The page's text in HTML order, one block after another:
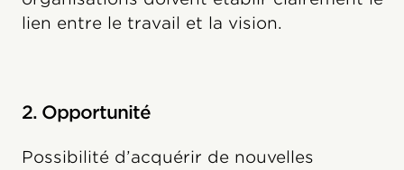
lien entre le travail et la vision.
2. Opportunité
Possibilité d’acquérir de nouvelles